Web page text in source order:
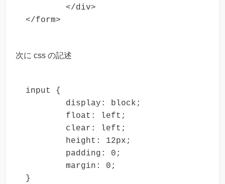
</form>
次に css の記述
input {
}